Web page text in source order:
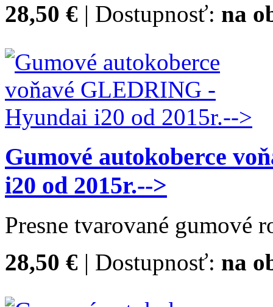
28,50 € | Dostupnosť: na
Gumové autokoberce
i20 od 2015r.-->
Presne tvarované gumové
28,50 € | Dostupnosť: na